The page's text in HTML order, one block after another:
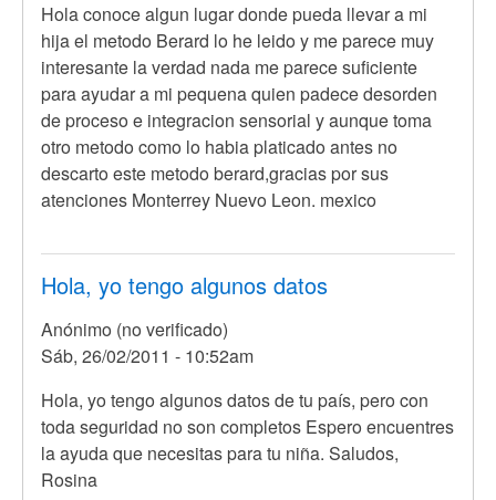
Hola conoce algun lugar donde pueda llevar a mi
hija el metodo Berard lo he leido y me parece muy
interesante la verdad nada me parece suficiente
para ayudar a mi pequena quien padece desorden
de proceso e integracion sensorial y aunque toma
otro metodo como lo habia platicado antes no
descarto este metodo berard,gracias por sus
atenciones Monterrey Nuevo Leon. mexico
Hola, yo tengo algunos datos
Anónimo (no verificado)
Sáb, 26/02/2011 - 10:52am
En
respuesta
a
Hola
Hola, yo tengo algunos datos de tu país, pero con
toda seguridad no son completos Espero encuentres
la ayuda que necesitas para tu niña. Saludos,
Rosina